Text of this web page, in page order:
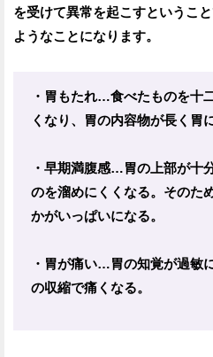
を受けて異常を起こすというこ
ようなことになります。
・胃もたれ…食べたものを十
くなり、胃の内容物が長く胃
・早期満腹感…胃の上部が十
のを溜めにくくなる。そのた
かがいっぱいになる。
・胃が痛い…胃の知覚が過敏
の収縮で痛くなる。